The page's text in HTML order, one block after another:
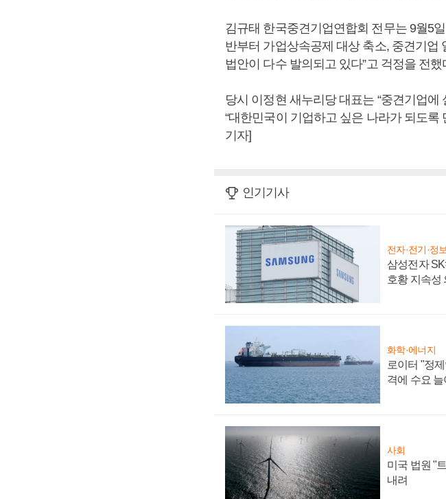
김규태 한국중견기업연합회 전무는 9월5
반부터 가업상속공제 대상 축소, 중견기
법안이 다수 발의되고 있다”고 걱정을 전했
당시 이정현 새누리당 대표는 “중견기업
“대한민국이 기업하고 싶은 나라가 되도록
기자]
인기기사
전자·전기·정
삼성전자
호황 지속성
화학·에너지
로이터 "정
격에 수요 늘
사회
미국 법원 "
내려